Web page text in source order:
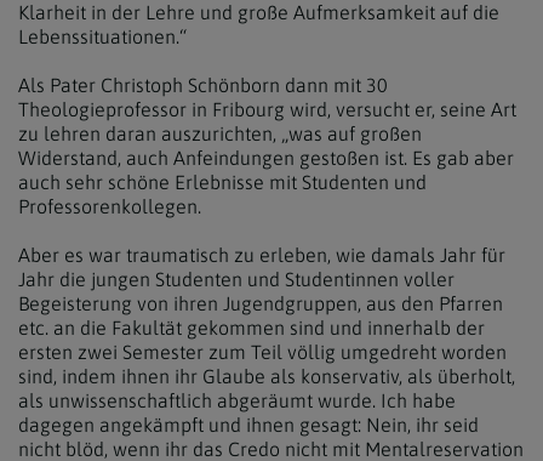
Klarheit in der Lehre und große Aufmerksamkeit auf die
Lebenssituationen.“
Als Pater Christoph Schönborn dann mit 30
Theologieprofessor in Fribourg wird, versucht er, seine Art
zu lehren daran auszurichten, „was auf großen
Widerstand, auch Anfeindungen gestoßen ist. Es gab aber
auch sehr schöne Erlebnisse mit Studenten und
Professorenkollegen.
Aber es war traumatisch zu erleben, wie damals Jahr für
Jahr die jungen Studenten und Studentinnen voller
Begeisterung von ihren Jugendgruppen, aus den Pfarren
etc. an die Fakultät gekommen sind und innerhalb der
ersten zwei Semester zum Teil völlig umgedreht worden
sind, indem ihnen ihr Glaube als konservativ, als überholt,
als unwissenschaftlich abgeräumt wurde. Ich habe
dagegen angekämpft und ihnen gesagt: Nein, ihr seid
nicht blöd, wenn ihr das Credo nicht mit Mentalreservation